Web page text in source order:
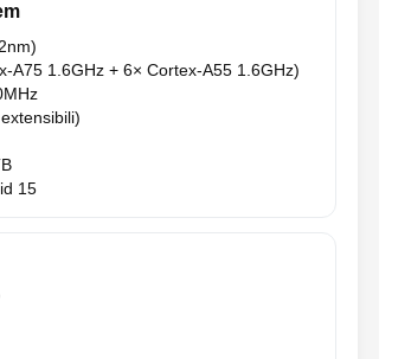
A75 1.6GHz + 6× Cortex-A55 1.6GHz)
15